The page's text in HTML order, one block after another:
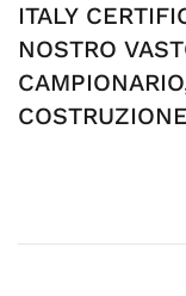
ITALY
NOSTRO